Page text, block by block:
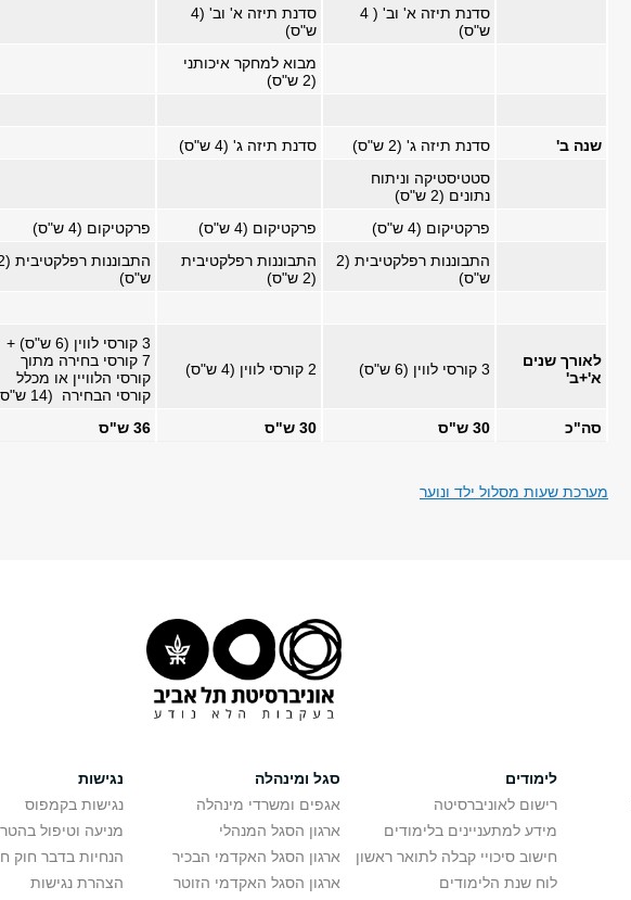
סדנת תיזה א' וב' ( 4
ש"ס)
סדנת תיזה א' וב' (4
ש"ס)
מבוא למחקר איכותני
(2 ש"ס)
שנה ב' סדנת תיזה ג' (2 ש"ס)
סדנת תיזה ג' (4 ש"ס)
סטטיסטיקה וניתוח
נתונים (2 ש"ס)
פרקטיקום (4 ש"ס)
פרקטיקום (4 ש"ס)
פרקטיקום (4 ש"ס)
התבוננות רפלקטיבית (2
ש"ס)
התבוננות רפלקטיבית
(2 ש"ס)
התבוננות
ש"ס)
לאורך שנים
א'+ב'
3 קורסי לווין (6 ש"ס) 2 קורסי לווין (4 ש"ס)
3 קורסי לווין (6 ש"ס) +
7 קורסי בחירה מתוך
קורסי הלוויין או מכלל
קורסי הבחירה (14 ש"ס)
סה"כ
30 ש"ס 30 ש"ס 36 ש"ס
מערכת שעות מסלול ילד ונוער
לימודים
רישום לאוניברסיטה
מידע למתעניינים בלימודים
חישוב סיכויי קבלה לתואר ראשון
לוח שנת הלימודים
סגל ומינהלה
אגפים ומשרדי מינהלה
ארגון הסגל המנהלי
ארגון הסגל האקדמי הבכיר
ארגון הסגל האקדמי הזוטר
נגישות
נגישות בקמפוס
מניעה וטיפול
הנחיות בדבר חוק
הצהרת נגישות